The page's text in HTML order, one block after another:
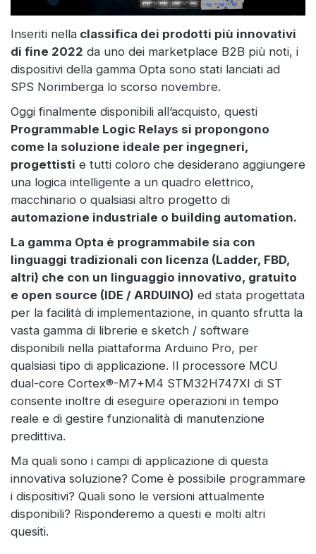
Inseriti nella classifica dei prodotti più innovativi
di fine 2022 da uno dei marketplace B2B più noti, i
dispositivi della gamma Opta sono stati lanciati ad
SPS Norimberga lo scorso novembre.
Oggi finalmente disponibili all’acquisto, questi
Programmable Logic Relays si propongono
come la soluzione ideale per ingegneri,
progettisti e tutti coloro che desiderano aggiungere
una logica intelligente a un quadro elettrico,
macchinario o qualsiasi altro progetto di
automazione industriale o building automation.
La gamma Opta è programmabile sia con
linguaggi tradizionali con licenza (Ladder, FBD,
altri) che con un linguaggio innovativo, gratuito
e open source (IDE / ARDUINO) ed stata progettata
per la facilità di implementazione, in quanto sfrutta la
vasta gamma di librerie e sketch / software
disponibili nella piattaforma Arduino Pro, per
qualsiasi tipo di applicazione. Il processore MCU
dual-core Cortex®-M7+M4 STM32H747XI di ST
consente inoltre di eseguire operazioni in tempo
reale e di gestire funzionalità di manutenzione
predittiva.
Ma quali sono i campi di applicazione di questa
innovativa soluzione? Come è possibile programmare
i dispositivi? Quali sono le versioni attualmente
disponibili? Risponderemo a questi e molti altri
quesiti.